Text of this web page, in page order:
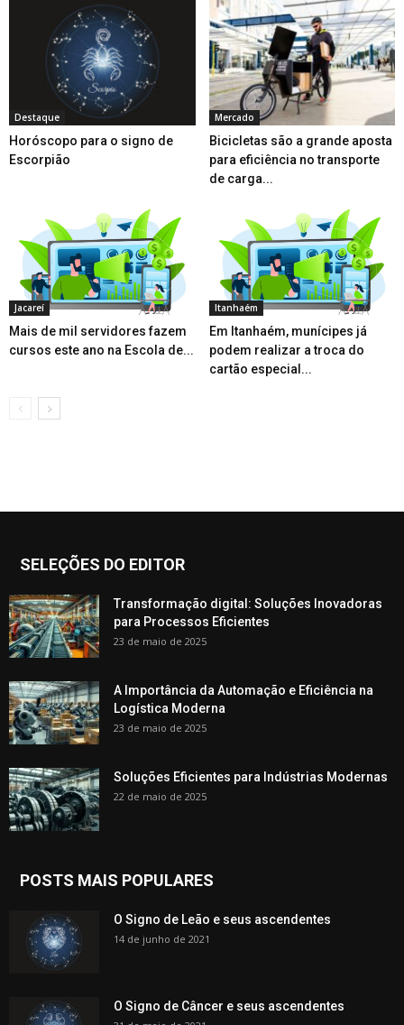
Destaque
Horóscopo para o signo de
Escorpião
Mercado
Bicicletas são a grande aposta
para eficiência no transporte
de carga...
Jacareí
Mais de mil servidores fazem
cursos este ano na Escola de...
Itanhaém
Em Itanhaém, munícipes já
podem realizar a troca do
cartão especial...
SELEÇÕES DO EDITOR
Transformação digital: Soluções Inovadoras
para Processos Eficientes
23 de maio de 2025
A Importância da Automação e Eficiência na
Logística Moderna
23 de maio de 2025
Soluções Eficientes para Indústrias Modernas
22 de maio de 2025
POSTS MAIS POPULARES
O Signo de Leão e seus ascendentes
14 de junho de 2021
O Signo de Câncer e seus ascendentes